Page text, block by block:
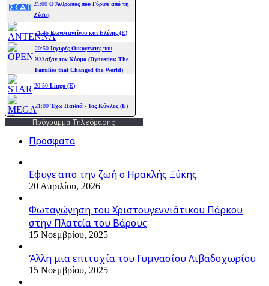
Πρόγραμμα Τηλεόρασης
Πρόσφατα
Εφυγε απο την ζωή o Ηρακλής Ξύκης
20 Απριλίου, 2026
Φωταγώγηση του Χριστουγεννιάτικου Πάρκου
στην Πλατεία του Βάρους
15 Νοεμβρίου, 2025
Άλλη μια επιτυχία του Γυμνασίου Λιβαδοχωρίου
15 Νοεμβρίου, 2025